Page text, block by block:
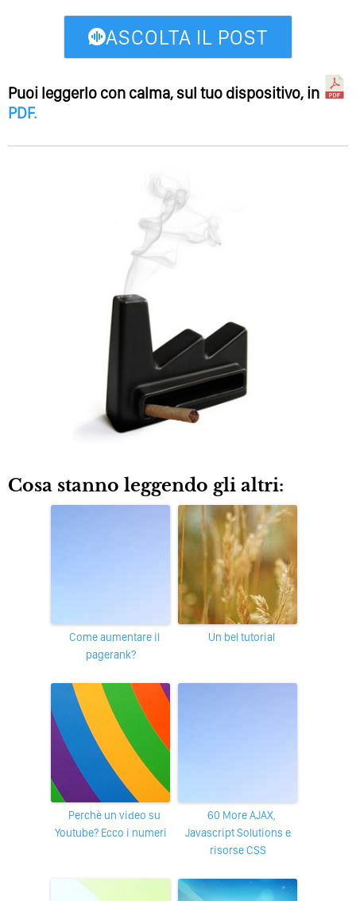
ASCOLTA IL POST
Puoi leggerlo con calma, sul tuo dispositivo, in
PDF.
Cosa stanno leggendo gli altri:
Come aumentare il
pagerank?
Un bel tutorial
Perchè un video su
Youtube? Ecco i numeri
60 More AJAX,
Javascript Solutions e
risorse CSS